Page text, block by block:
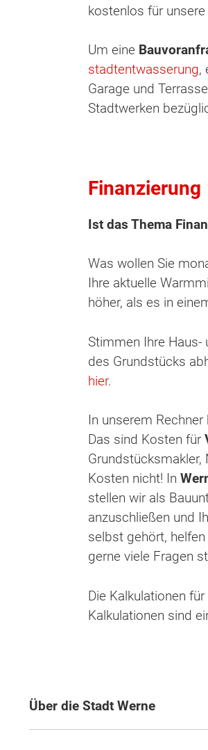
kostenlos für unsere
Um eine
stadtentwasserung,
Garage und
Stadtwerken
Finanzierung
Ist das Thema
Was wollen Sie
Ihre aktuelle
höher, als es in
Stimmen Ihre Haus-
des Grundstücks
hier.
In unserem
Das sind Kosten für
Kosten nicht! In
stellen wir als
anzuschließen und
selbst gehört,
gerne viele Fragen
Die Kalkulationen
Kalkulationen sind
Über die Stadt Werne